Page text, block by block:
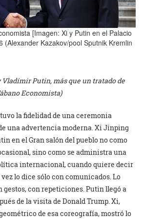
[Imagen: Xi y Putin en el Palacio
(Alexander Kazakov/pool Sputnik Kremlin
Putin, más que un tratado de
Economista)
la fidelidad de una ceremonia
una advertencia moderna. Xi Jinping
en el Gran salón del pueblo no como
sino como se administra una
internacional, cuando quiere decir
lo dice sólo con comunicados. Lo
gestos, con repeticiones. Putin llegó a
de la visita de Donald Trump. Xi,
de esa coreografía, mostró lo